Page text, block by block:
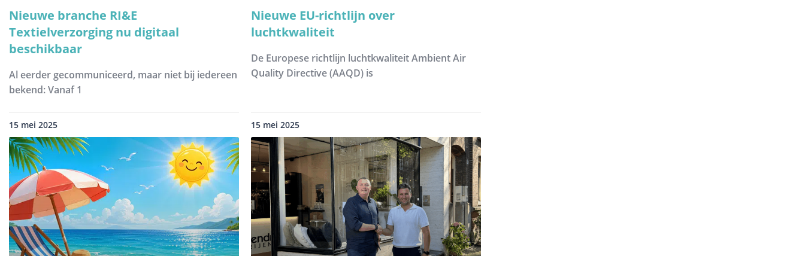
Nieuwe branche RI&E
Textielverzorging nu digitaal
beschikbaar
Al eerder gecommuniceerd, maar niet bij iedereen
bekend: Vanaf 1
15 mei 2025
Nieuwe EU-richtlijn over
luchtkwaliteit
De Europese richtlijn luchtkwaliteit Ambient Air
Quality Directive (AAQD) is
15 mei 2025